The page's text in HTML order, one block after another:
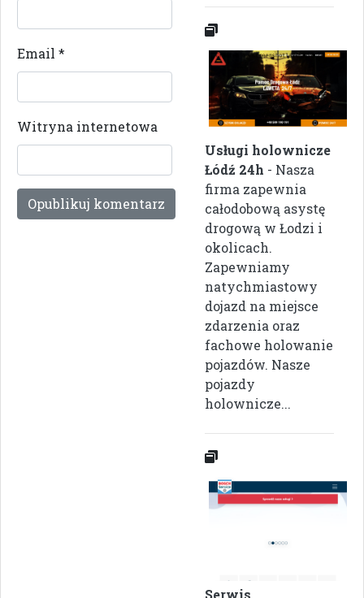
Email *
Witryna internetowa
Usługi holownicze
Łódź 24h - Nasza
firma zapewnia
całodobową asystę
drogową w Łodzi i
okolicach.
Zapewniamy
natychmiastowy
dojazd na miejsce
zdarzenia oraz
fachowe holowanie
pojazdów. Nasze
pojazdy
holownicze...
Serwis